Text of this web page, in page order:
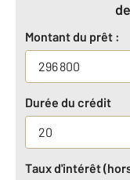
Montant du prêt :
Durée du crédit
Taux d'intérêt